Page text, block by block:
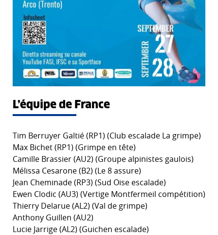
L’équipe de France
Tim Berruyer Galtié (RP1) (Club escalade La grimpe)
Max Bichet (RP1) (Grimpe en tête)
Camille Brassier (AU2) (Groupe alpinistes gaulois)
Mélissa Cesarone (B2) (Le 8 assure)
Jean Cheminade (RP3) (Sud Oise escalade)
Ewen Clodic (AU3) (Vertige Montfermeil compétition)
Thierry Delarue (AL2) (Val de grimpe)
Anthony Guillen (AU2)
Lucie Jarrige (AL2) (Guichen escalade)